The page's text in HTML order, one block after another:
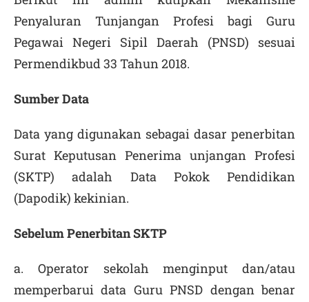
Penyaluran Tunjangan Profesi bagi Guru
Pegawai Negeri Sipil Daerah (PNSD) sesuai
Permendikbud 33 Tahun 2018.
Sumber Data
Data yang digunakan sebagai dasar penerbitan
Surat Keputusan Penerima unjangan Profesi
(SKTP) adalah Data Pokok Pendidikan
(Dapodik) kekinian.
Sebelum Penerbitan SKTP
a. Operator sekolah menginput dan/atau
memperbarui data Guru PNSD dengan benar